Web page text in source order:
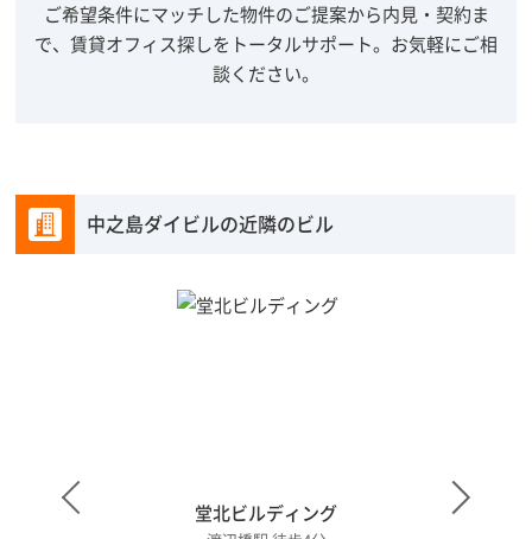
ご希望条件にマッチした物件のご提案から内見・契約ま
で、賃貸オフィス探しをトータルサポート。 お気軽にご相
談ください。
中之島ダイビルの近隣のビル
堂北ビルディング